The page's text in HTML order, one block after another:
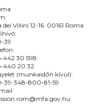
dei Villini 12-16. 00161 Roma
39
442 30 598
440 20 32
(munkaidőn kívül):
39-348-800-81-59